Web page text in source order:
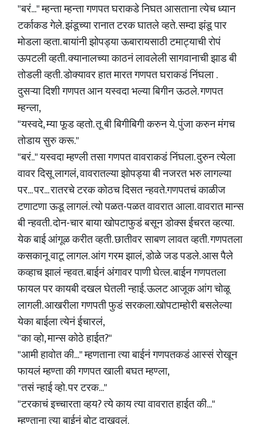
"बरं..." म्हन्ता म्हन्ता गणपत घराकडे निघत आसताना त्येच ध्यान
टर्काकड गेले. झंडूच्या रानात टरक घातले व्हते. सम्दा झंडू पार
मोडला व्हता. बायांनी झोपड्या ऊबारायसाठी टमाट्याची रोपं
ऊपटली व्हती. क्यानालच्या काठनं लावलेली सागवानाची झाड बी
तोडली व्हती. डोक्यावर हात मारत गणपत घराकडं निंघला .
दुसऱ्या दिशी गणपत आन यस्वदा भल्या बिगीन ऊठले. गणपत
म्हन्ला,
"यस्वदे, म्या फूड व्हतो. तू बी बिगीबिगी करुन ये. पुंजा करुन मंगच
तोडाय सुरु करू."
"बरं.." यस्वदा म्हण्ली तसा गणपत वावराकडं निंघला. दुरुन त्येला
वावर दिसू लागलं, वावरातल्या झोपड्या बी नजरत भरु लागल्या
पर... पर... रातरचे टरक कोठच दिसत न्हवते.गणपतचं काळीज
टणाटणा ऊडू लागलं. त्यो पळत-पळत वावरात आला. वावरात मान्स
बी न्हवती. दोन-चार बाया खोपटाफुडं बसून डोक्स ईचरत व्हत्या.
येक बाई आंगूळ करीत व्हती. छातीवर साबण लावत व्हती. गणपतला
कसकानू वाटू लागल. आंग गरम झालं, डोळे जड पडले. आस पैले
कव्हाच झालं न्हवत. बाईनं अंगावर पाणी घेत्ल. बाईन गणपतला
फायल पर कायबी दखल घेतली न्हाई. ऊलट आजूक आंग चोळू
लागली. आखरीला गणपती फुडं सरकला.खोपटाम्होरी बसलेल्या
येका बाईला त्येनं ईचारलं,
"का व्हो, मान्स कोठे हाईत?"
"आमी हावोत की..." म्हणताना त्या बाईनं गणपतकडं आस्सं रोखून
फायलं म्हण्ता की गणपत खाली बघत म्हण्ला,
"तसं न्हाई व्हो. पर टरक..."
"टरकाचं इच्चारता व्हय? त्ये काय त्या वावरात हाईत की..."